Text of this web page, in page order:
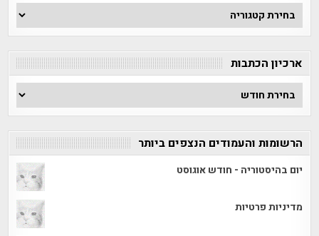
חפש
לפי
ארכיון הכתבות
ארכיון
הכתבות
הרשומות והעמודים הנצפים ביותר
יום בהיסטוריה - חודש אוגוסט
מדיניות פרטיות